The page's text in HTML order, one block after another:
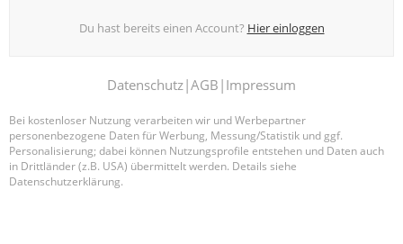
Mit E-Mail registrieren
oder noch einfacher registrieren mit
Facebook
Du hast bereits einen Account? Hier einloggen
Datenschutz|AGB | Impressum
Bei kostenloser Nutzung verarbeiten wir und Werbepartner
personenbezogene Daten für Werbung, Messung/Statistik und ggf.
Personalisierung; dabei können Nutzungsprofile entstehen und Daten auch
in Drittländer (z.B. USA) übermittelt werden. Details siehe
Datenschutzerklärung.